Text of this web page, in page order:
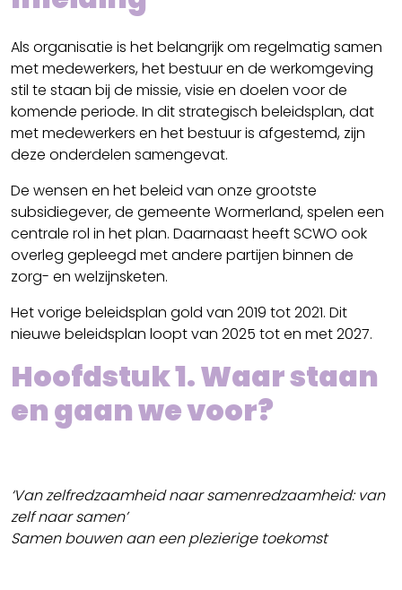
Als organisatie is het belangrijk om regelmatig samen
met medewerkers, het bestuur en de werkomgeving
stil te staan bij de missie, visie en doelen voor de
komende periode. In dit strategisch beleidsplan, dat
met medewerkers en het bestuur is afgestemd, zijn
deze onderdelen samengevat.
De wensen en het beleid van onze grootste
subsidiegever, de gemeente Wormerland, spelen een
centrale rol in het plan. Daarnaast heeft SCWO ook
overleg gepleegd met andere partijen binnen de
zorg- en welzijnsketen.
Het vorige beleidsplan gold van 2019 tot 2021. Dit
nieuwe beleidsplan loopt van 2025 tot en met 2027.
Hoofdstuk 1. Waar staan
en gaan we voor?
‘Van zelfredzaamheid naar samenredzaamheid: van
zelf naar samen’
Samen bouwen aan een plezierige toekomst